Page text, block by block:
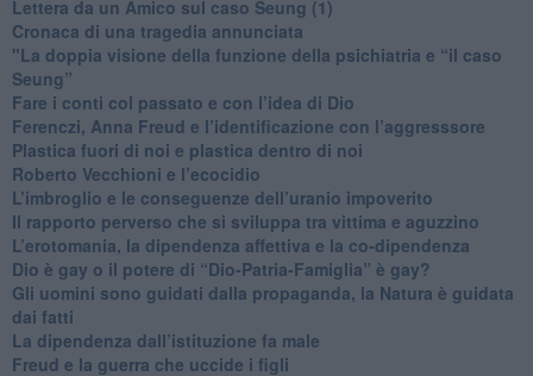
​Lettera da un Amico sul caso Seung (1)
​Cronaca di una tragedia annunciata
"​La doppia visione della funzione della psichiatria e “il caso
Seung”
​Fare i conti col passato e con l’idea di Dio
​Ferenczi, Anna Freud e l’identificazione con l’aggresssore
Plastica fuori di noi e plastica dentro di noi
​Roberto Vecchioni e l’ecocidio
​L’imbroglio e le conseguenze dell’uranio impoverito
​Il rapporto perverso che si sviluppa tra vittima e aguzzino
L’erotomania, la dipendenza affettiva e la co-dipendenza
​Dio è gay o il potere di “Dio-Patria-Famiglia” è gay?
​Gli uomini sono guidati dalla propaganda, la Natura è guidata
dai fatti
La dipendenza dall’istituzione fa male
​Freud e la guerra che uccide i figli